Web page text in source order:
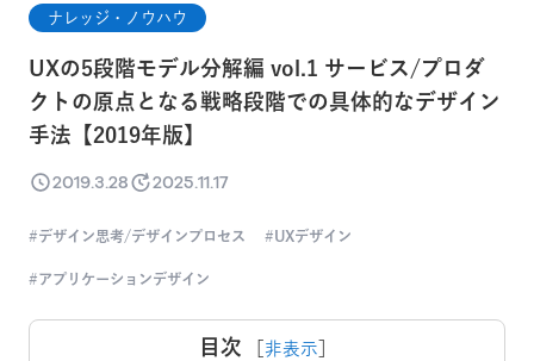
ナレッジ・ノウハウ
UXの5段階モデル分解編 vol.1 サービス/プロダ
クトの原点となる戦略段階での具体的なデザイン
手法【2019年版】
2019.3.28 2025.11.17
デザイン思考/デザインプロセス UXデザイン
アプリケーションデザイン
目次 非表示